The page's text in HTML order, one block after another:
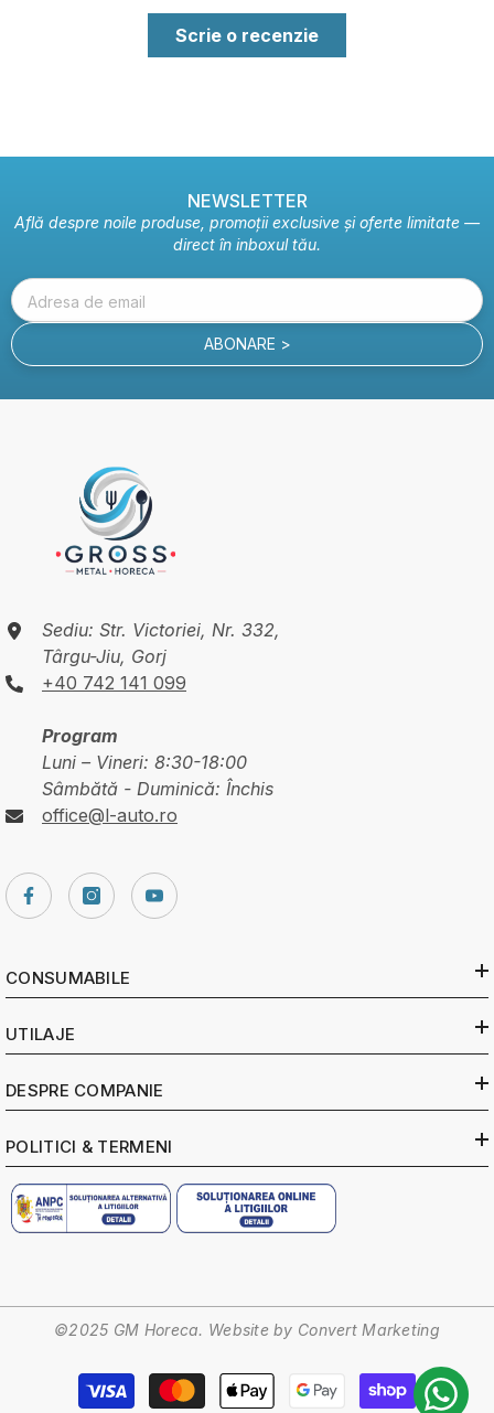
Scrie o recenzie
NEWSLETTER
Află despre noile produse, promoții exclusive și oferte limitate —
direct în inboxul tău.
Adresa de email
ABONARE >
Sediu: Str. Victoriei, Nr. 332,
Târgu-Jiu, Gorj
+40 742 141 099
Program
Luni – Vineri: 8:30-18:00
Sâmbătă - Duminică: Închis
office@l-auto.ro
CONSUMABILE
UTILAJE
DESPRE COMPANIE
POLITICI & TERMENI
©2025 GM Horeca. Website by Convert Marketing
Metode
de